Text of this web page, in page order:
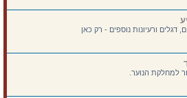
דגלים ורעיונות נוספים - רק כאן
למחלקת הנוער.